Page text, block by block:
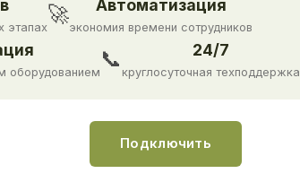
этапах
🚀 Автоматизация
экономия времени сотрудников
оборудованием
📞 24/7
круглосуточная техподдержка
Подключить